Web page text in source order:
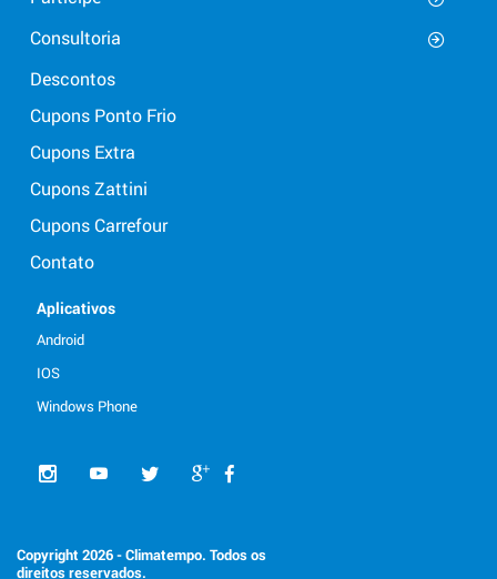
Consultoria
Descontos
Cupons Ponto Frio
Cupons Extra
Cupons Zattini
Cupons Carrefour
Contato
Aplicativos
Android
IOS
Windows Phone
Copyright 2026 - Climatempo. Todos os
direitos reservados.